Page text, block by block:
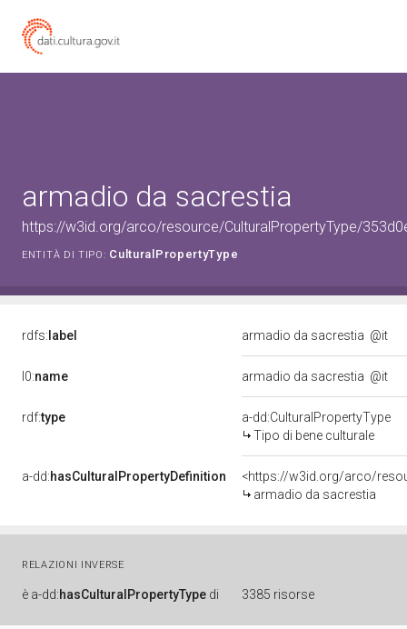
armadio da sacrestia
https://w3id.org/arco/resource/CulturalPropertyType/
ENTITÀ DI TIPO: CulturalPropertyType
rdfs: label armadio da sacrestia @it
l0:name armadio da sacrestia @it
rdf:type
a-dd:CulturalPropertyType
Tipo di bene culturale
a-dd:hasCulturalPropertyDefinition
<https://w3id.org/arco/
armadio da sacrestia
RELAZIONI INVERSE
è a-dd:hasCulturalPropertyType di 3385 risorse